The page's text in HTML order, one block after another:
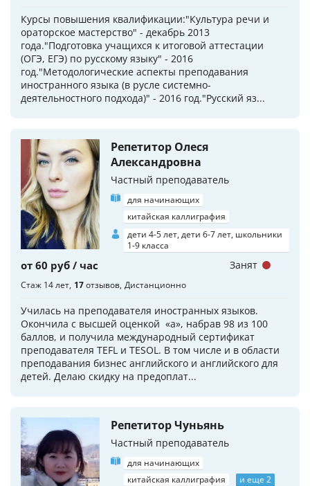
Курсы повышения квалификации:"Культура речи и
ораторское мастерство" - декабрь 2013
года."Подготовка учащихся к итоговой аттестации
(ОГЭ, ЕГЭ) по русскому языку" - 2016
год."Методологические аспекты преподавания
иностранного языка (в русле системно-
деятельностного подхода)" - 2016 год."Русский яз...
Репетитор Олеся
Александровна
Частный преподаватель
для начинающих
китайская каллиграфия
дети 4-5 лет, дети 6-7 лет, школьники
1-9 класса
от 60 руб / час
Стаж 14 лет 17отзывов Дистанционно
Училась на преподавателя иностранных языков.
Окончила с высшей оценкой «a», набрав 98 из 100
баллов, и получила международный сертификат
преподавателя TEFL и TESOL. В том числе и в области
преподавания бизнес английского и английского для
детей. Делаю скидку на предоплат...
Занят
Репетитор Чуньянь
Частный преподаватель
для начинающих
китайская каллиграфия
и еще 2